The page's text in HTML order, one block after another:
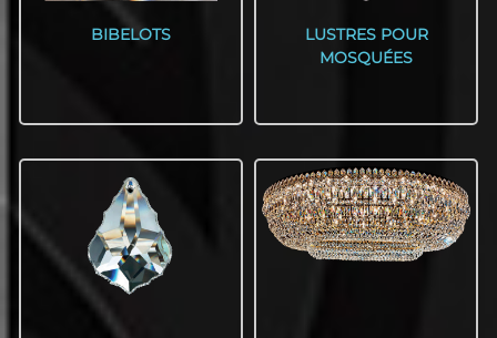
BIBELOTS
LUSTRES POUR
MOSQUÉES